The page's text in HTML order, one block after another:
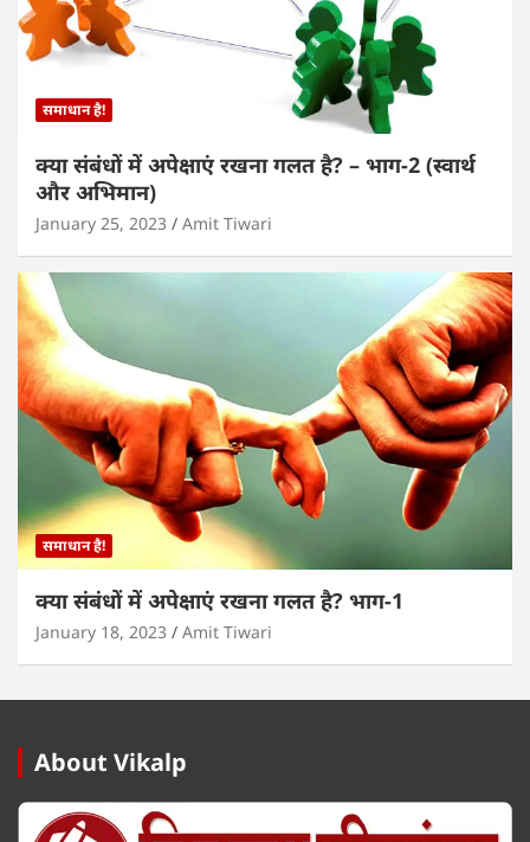
समाधान है!
क्या संबंधों में अपेक्षाएं रखना गलत है? – भाग-2 (स्वार्थ
और अभिमान)
January 25, 2023 Amit Tiwari
समाधान है!
क्या संबंधों में अपेक्षाएं रखना गलत है? भाग-1
January 18, 2023 Amit Tiwari
About Vikalp